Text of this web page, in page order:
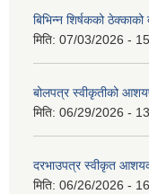
बिभिन्‍न शिर्षकको
मिति: 07/03/2026 -
बोलपत्र स्वीकृतीको
मिति: 06/29/2026 -
दरभाउपत्र स्वीकृत
मिति: 06/26/2026 -